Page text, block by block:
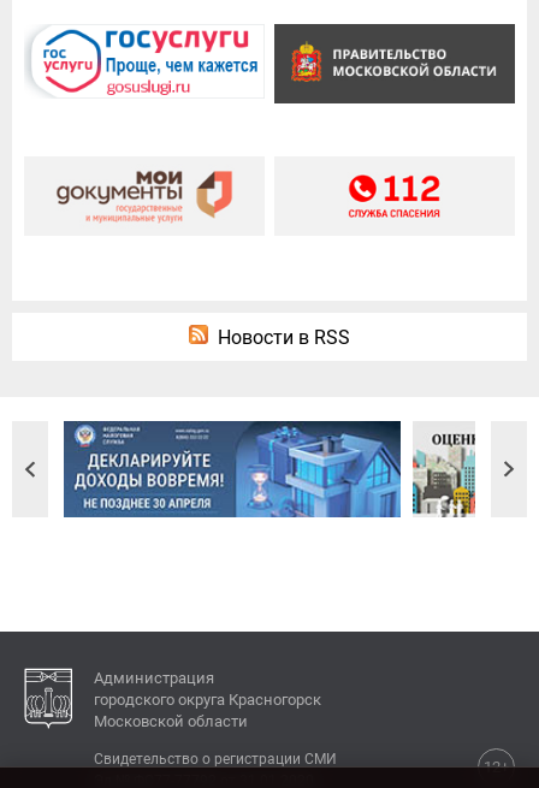
Новости в RSS
Администрация
городского округа Красногорск
Московской области
12+
Свидетельство о регистрации СМИ